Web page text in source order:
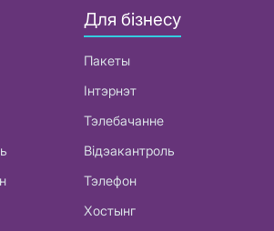
Для бізнесу
Пакеты
Інтэрнэт
Тэлебачанне
Відэакантроль
Тэлефон
Хостынг